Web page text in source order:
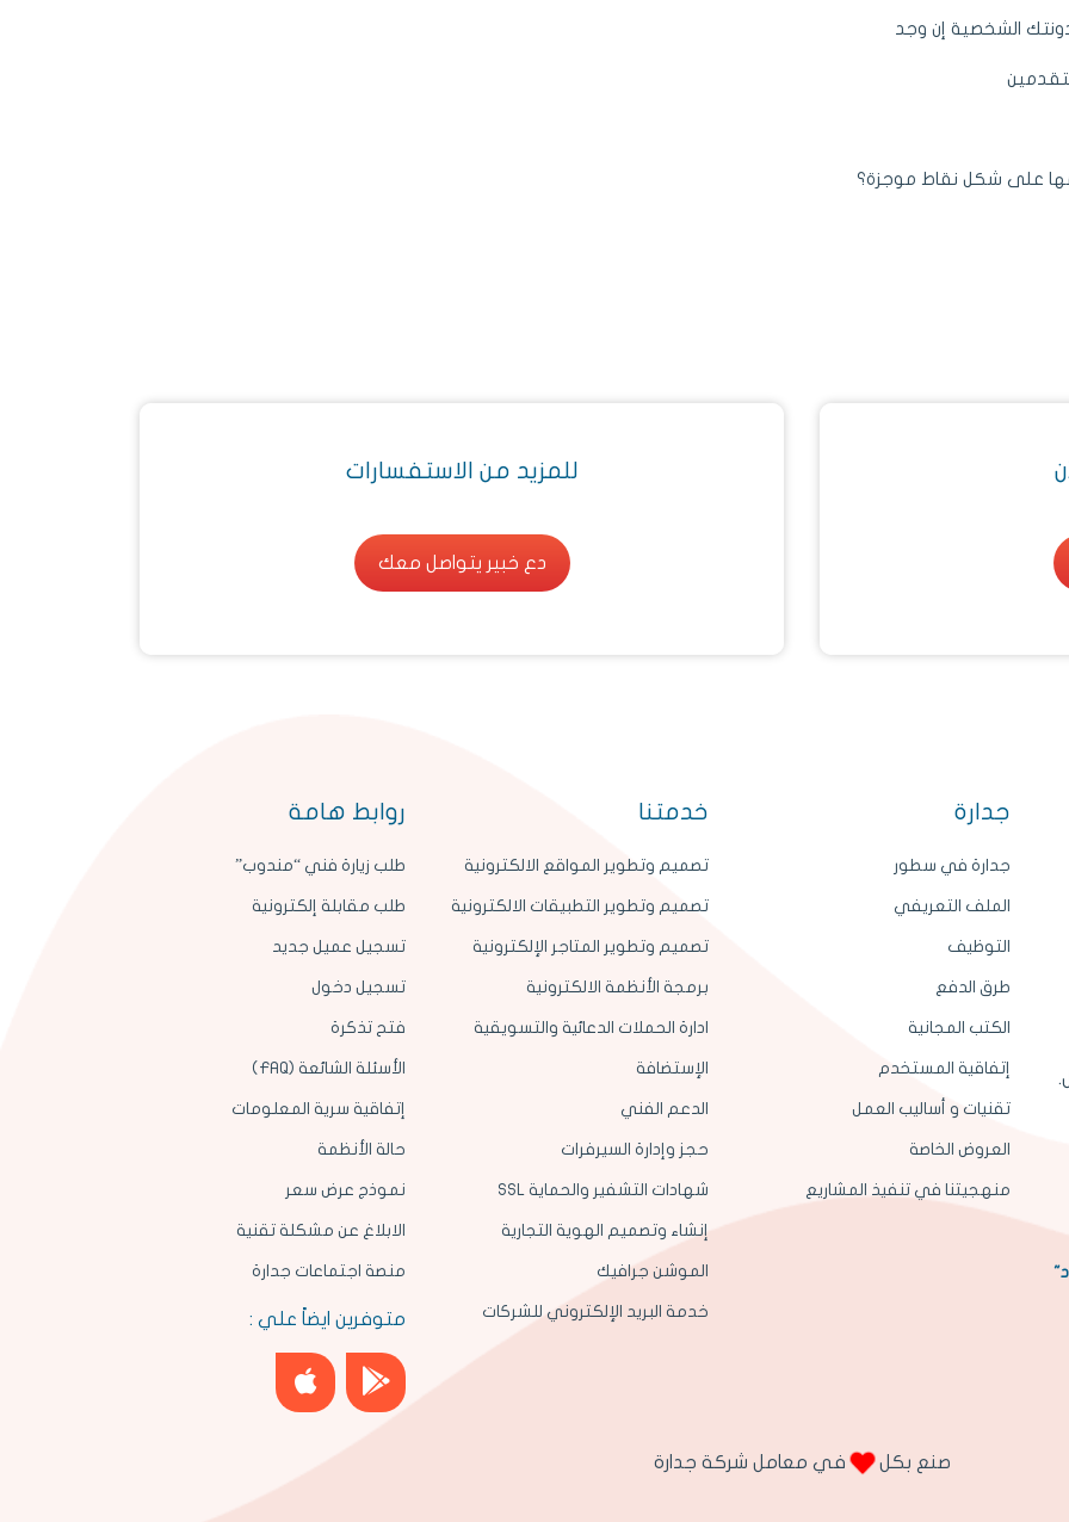
الشخصية إن وجد
على شكل نقاط موجزة؟
للمزيد من الاستفسارات
دع خبير يتواصل معك
دع خبير يتواصل معك
جدارة
جدارة في سطور
الملف التعريفي
التوظيف
طرق الدفع
الكتب المجانية
إتفاقية المستخدم
تقنيات و أساليب العمل
العروض الخاصة
منهجيتنا في تنفيذ المشاريع
خدمتنا
تصميم وتطوير المواقع الالكترونية
تصميم وتطوير التطبيقات الالكترونية
تصميم وتطوير المتاجر الإلكترونية
برمجة الأنظمة الالكترونية
ادارة الحملات الدعائية والتسويقية
الإستضافة
الدعم الفني
حجز وإدارة السيرفرات
شهادات التشفير والحماية SSL
إنشاء وتصميم الهوية التجارية
الموشن جرافيك
خدمة البريد الإلكتروني للشركات
روابط هامة
طلب زيارة فني “مندوب”
طلب مقابلة إلكترونية
تسجيل عميل جديد
تسجيل دخول
فتح تذكرة
الأسئلة الشائعة (FAQ)
إتفاقية سرية المعلومات
حالة الأنظمة
نموذج عرض سعر
الابلاغ عن مشكلة تقنية
منصة اجتماعات جدارة
متوفرين ايضاً علي :
صنع بكل في معامل شركة جدارة